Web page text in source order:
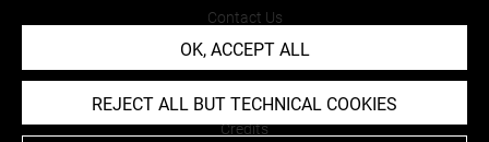
Contact Us
Terms of use
Credits
OK, ACCEPT ALL
REJECT ALL BUT TECHNICAL COOKIES